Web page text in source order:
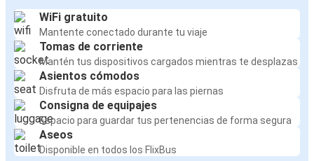
WiFi gratuito
Mantente conectado durante tu viaje
Tomas de corriente
Mantén tus dispositivos cargados mientras te desplazas
Asientos cómodos
Disfruta de más espacio para las piernas
Consigna de equipajes
Espacio para guardar tus pertenencias de forma segura
Aseos
Disponible en todos los FlixBus